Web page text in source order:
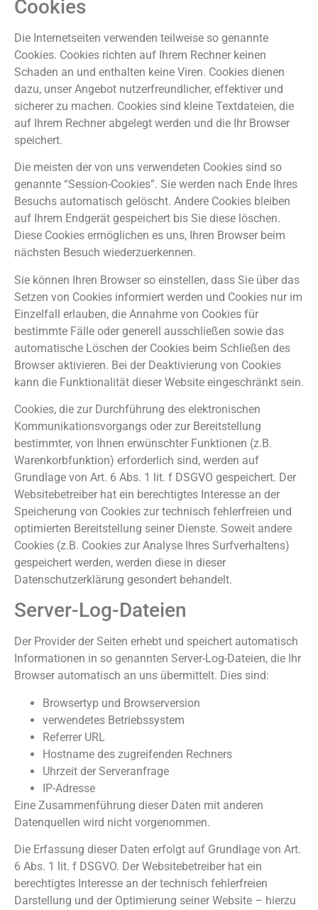
Cookies
Die Internetseiten verwenden teilweise so genannte
Cookies. Cookies richten auf Ihrem Rechner keinen
Schaden an und enthalten keine Viren. Cookies dienen
dazu, unser Angebot nutzerfreundlicher, effektiver und
sicherer zu machen. Cookies sind kleine Textdateien, die
auf Ihrem Rechner abgelegt werden und die Ihr Browser
speichert.
Die meisten der von uns verwendeten Cookies sind so
genannte “Session-Cookies”. Sie werden nach Ende Ihres
Besuchs automatisch gelöscht. Andere Cookies bleiben
auf Ihrem Endgerät gespeichert bis Sie diese löschen.
Diese Cookies ermöglichen es uns, Ihren Browser beim
nächsten Besuch wiederzuerkennen.
Sie können Ihren Browser so einstellen, dass Sie über das
Setzen von Cookies informiert werden und Cookies nur im
Einzelfall erlauben, die Annahme von Cookies für
bestimmte Fälle oder generell ausschließen sowie das
automatische Löschen der Cookies beim Schließen des
Browser aktivieren. Bei der Deaktivierung von Cookies
kann die Funktionalität dieser Website eingeschränkt sein.
Cookies, die zur Durchführung des elektronischen
Kommunikationsvorgangs oder zur Bereitstellung
bestimmter, von Ihnen erwünschter Funktionen (z.B.
Warenkorbfunktion) erforderlich sind, werden auf
Grundlage von Art. 6 Abs. 1 lit. f DSGVO gespeichert. Der
Websitebetreiber hat ein berechtigtes Interesse an der
Speicherung von Cookies zur technisch fehlerfreien und
optimierten Bereitstellung seiner Dienste. Soweit andere
Cookies (z.B. Cookies zur Analyse Ihres Surfverhaltens)
gespeichert werden, werden diese in dieser
Datenschutzerklärung gesondert behandelt.
Server-Log-Dateien
Der Provider der Seiten erhebt und speichert automatisch
Informationen in so genannten Server-Log-Dateien, die Ihr
Browser automatisch an uns übermittelt. Dies sind:
Browsertyp und Browserversion
verwendetes Betriebssystem
Referrer URL
Hostname des zugreifenden Rechners
Uhrzeit der Serveranfrage
IP-Adresse
Eine Zusammenführung dieser Daten mit anderen
Datenquellen wird nicht vorgenommen.
Die Erfassung dieser Daten erfolgt auf Grundlage von Art.
6 Abs. 1 lit. f DSGVO. Der Websitebetreiber hat ein
berechtigtes Interesse an der technisch fehlerfreien
Darstellung und der Optimierung seiner Website – hierzu